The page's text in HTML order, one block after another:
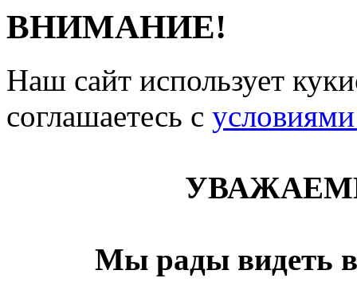
ВНИМАНИЕ!
Наш сайт использует
соглашаетесь c
Мы рады видеть